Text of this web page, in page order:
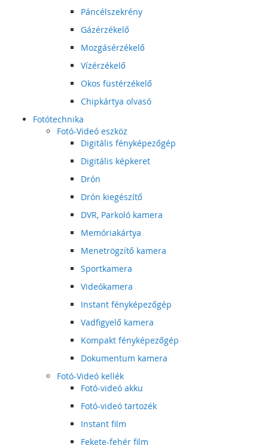
Páncélszekrény
Gázérzékelő
Mozgásérzékelő
Vízérzékelő
Okos füstérzékelő
Chipkártya olvasó
Fotótechnika
Fotó-Videó eszköz
Digitális fényképezőgép
Digitális képkeret
Drón
Drón kiegészítő
DVR, Parkoló kamera
Memóriakártya
Menetrögzítő kamera
Sportkamera
Videókamera
Instant fényképezőgép
Vadfigyelő kamera
Kompakt fényképezőgép
Dokumentum kamera
Fotó-Videó kellék
Fotó-videó akku
Fotó-videó tartozék
Instant film
Fekete-fehér film